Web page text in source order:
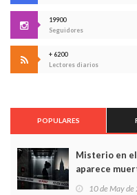
19900
Seguidores
+ 6200
Lectores diarios
POPULARES
Misterio en
aparece
edificio y las
10 de May